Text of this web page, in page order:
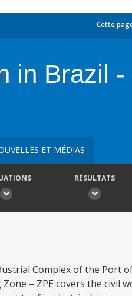
Cette
in Brazil
ET MÉDIAS
RÉSULTATS
Complex of the Port
– ZPE covers the civil